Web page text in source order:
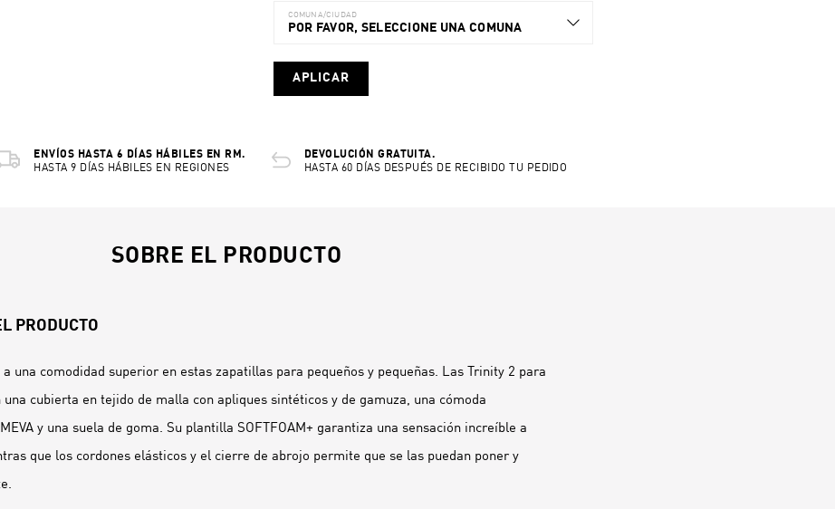
COMUNA/CIUDAD
POR FAVOR, SELECCIONE UNA COMUNA
APLICAR
ENVÍOS HASTA 6 DÍAS HÁBILES EN RM.
HASTA 9 DÍAS HÁBILES EN REGIONES
DEVOLUCIÓN GRATUITA.
HASTA 60 DÍAS DESPUÉS DE RECIBIDO TU PEDIDO
SOBRE EL PRODUCTO
PRODUCTO
una comodidad superior en estas zapatillas para pequeños y pequeñas. Las Trinity 2 para
una cubierta en tejido de malla con apliques sintéticos y de gamuza, una cómoda
y una suela de goma. Su plantilla SOFTFOAM+ garantiza una sensación increíble a
que los cordones elásticos y el cierre de abrojo permite que se las puedan poner y